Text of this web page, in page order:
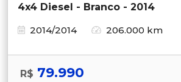
4x4 Diesel - Branco - 2014
2014/2014
206.000 km
R$ 79.990